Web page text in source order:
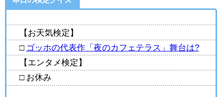
【お天気検定】
□ ゴッホの代表作「夜のカフェテラス」舞台は?
【エンタメ検定】
□ お休み